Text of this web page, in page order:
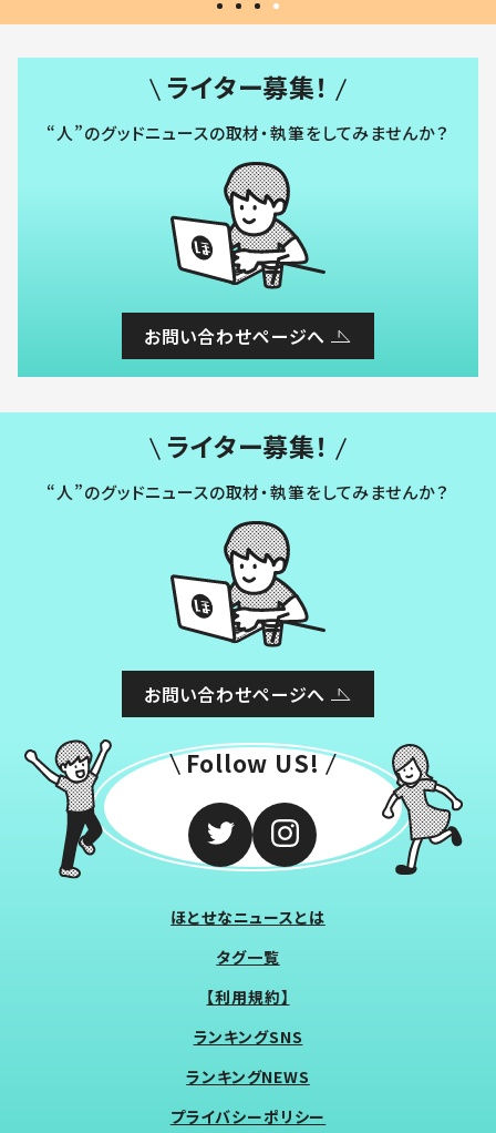
ライター募集！
“人”のグッドニュースの取材・執筆をしてみませんか？
お問い合わせページへ
ライター募集！
“人”のグッドニュースの取材・執筆をしてみませんか？
お問い合わせページへ
Follow US!
ほとせなニュースとは
タグ一覧
【利用規約】
ランキングSNS
ランキングNEWS
プライバシーポリシー